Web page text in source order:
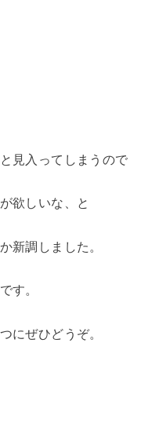
見入ってしまうので
欲しいな、と
新調しました。
す。
にぜひどうぞ。